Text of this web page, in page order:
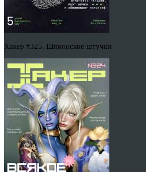
Хакер #325. Шпионские штучки